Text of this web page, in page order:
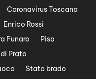
Coronavirus Toscana
Enrico Rossi
Funaro
Pisa
Prato
Stato brado